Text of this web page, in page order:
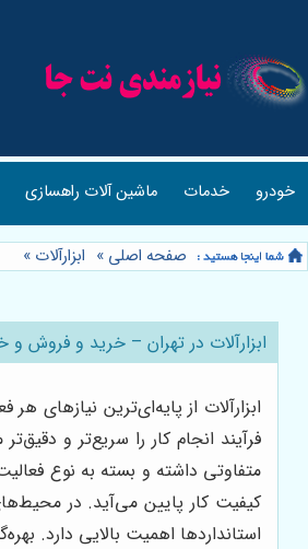
خودرو خدمات ماشین آلات راهسازی
صفحه اصلی » ابزارآلات »
ابزارآلات در تهران – خرید و فروش و
ابزارآلات از پایه‌ای‌ترین
فرآیند انجام کار را سریع‌تر و
متفاوتی داشته و بسته به نوع
کیفیت کار پایین می‌آید. در محیط‌های
استانداردها اهمیت بالایی دارد.